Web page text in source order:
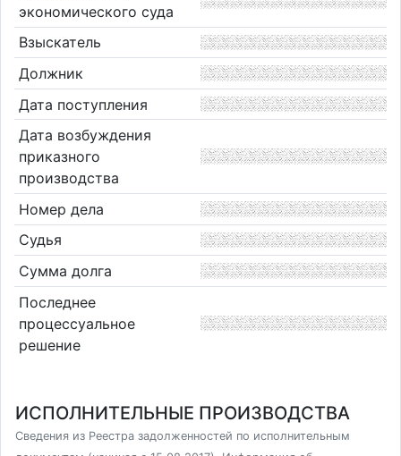
экономического суда
Взыскатель
Должник
Дата поступления
Дата возбуждения
приказного
производства
Номер дела
Судья
Сумма долга
Последнее
процессуальное
решение
ИСПОЛНИТЕЛЬНЫЕ ПРОИЗВОДСТВА
Сведения из Реестра задолженностей по исполнительным